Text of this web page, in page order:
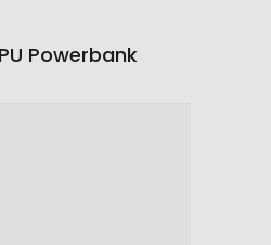
Powerbank